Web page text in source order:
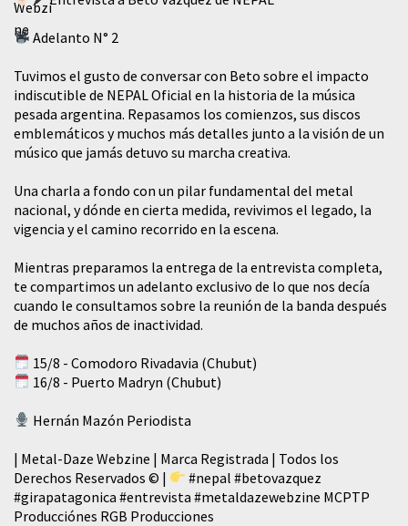
Adelanto N° 2
Tuvimos el gusto de conversar con Beto sobre el impacto
indiscutible de NEPAL Oficial en la historia de la música
pesada argentina. Repasamos los comienzos, sus discos
emblemáticos y muchos más detalles junto a la visión de un
músico que jamás detuvo su marcha creativa.
​Una charla a fondo con un pilar fundamental del metal
nacional, y dónde en cierta medida, revivimos el legado, la
vigencia y el camino recorrido en la escena.
Mientras preparamos la entrega de la entrevista completa,
te compartimos un adelanto exclusivo de lo que nos decía
cuando le consultamos sobre la reunión de la banda después
de muchos años de inactividad.
15/8 - Comodoro Rivadavia (Chubut)
16/8 - Puerto Madryn (Chubut)
Hernán Mazón Periodista
| Metal-Daze Webzine | Marca Registrada | Todos los
Derechos Reservados © |
#nepal #betovazquez
#girapatagonica #entrevista #metaldazewebzine MCPTP
Producciónes RGB Producciones